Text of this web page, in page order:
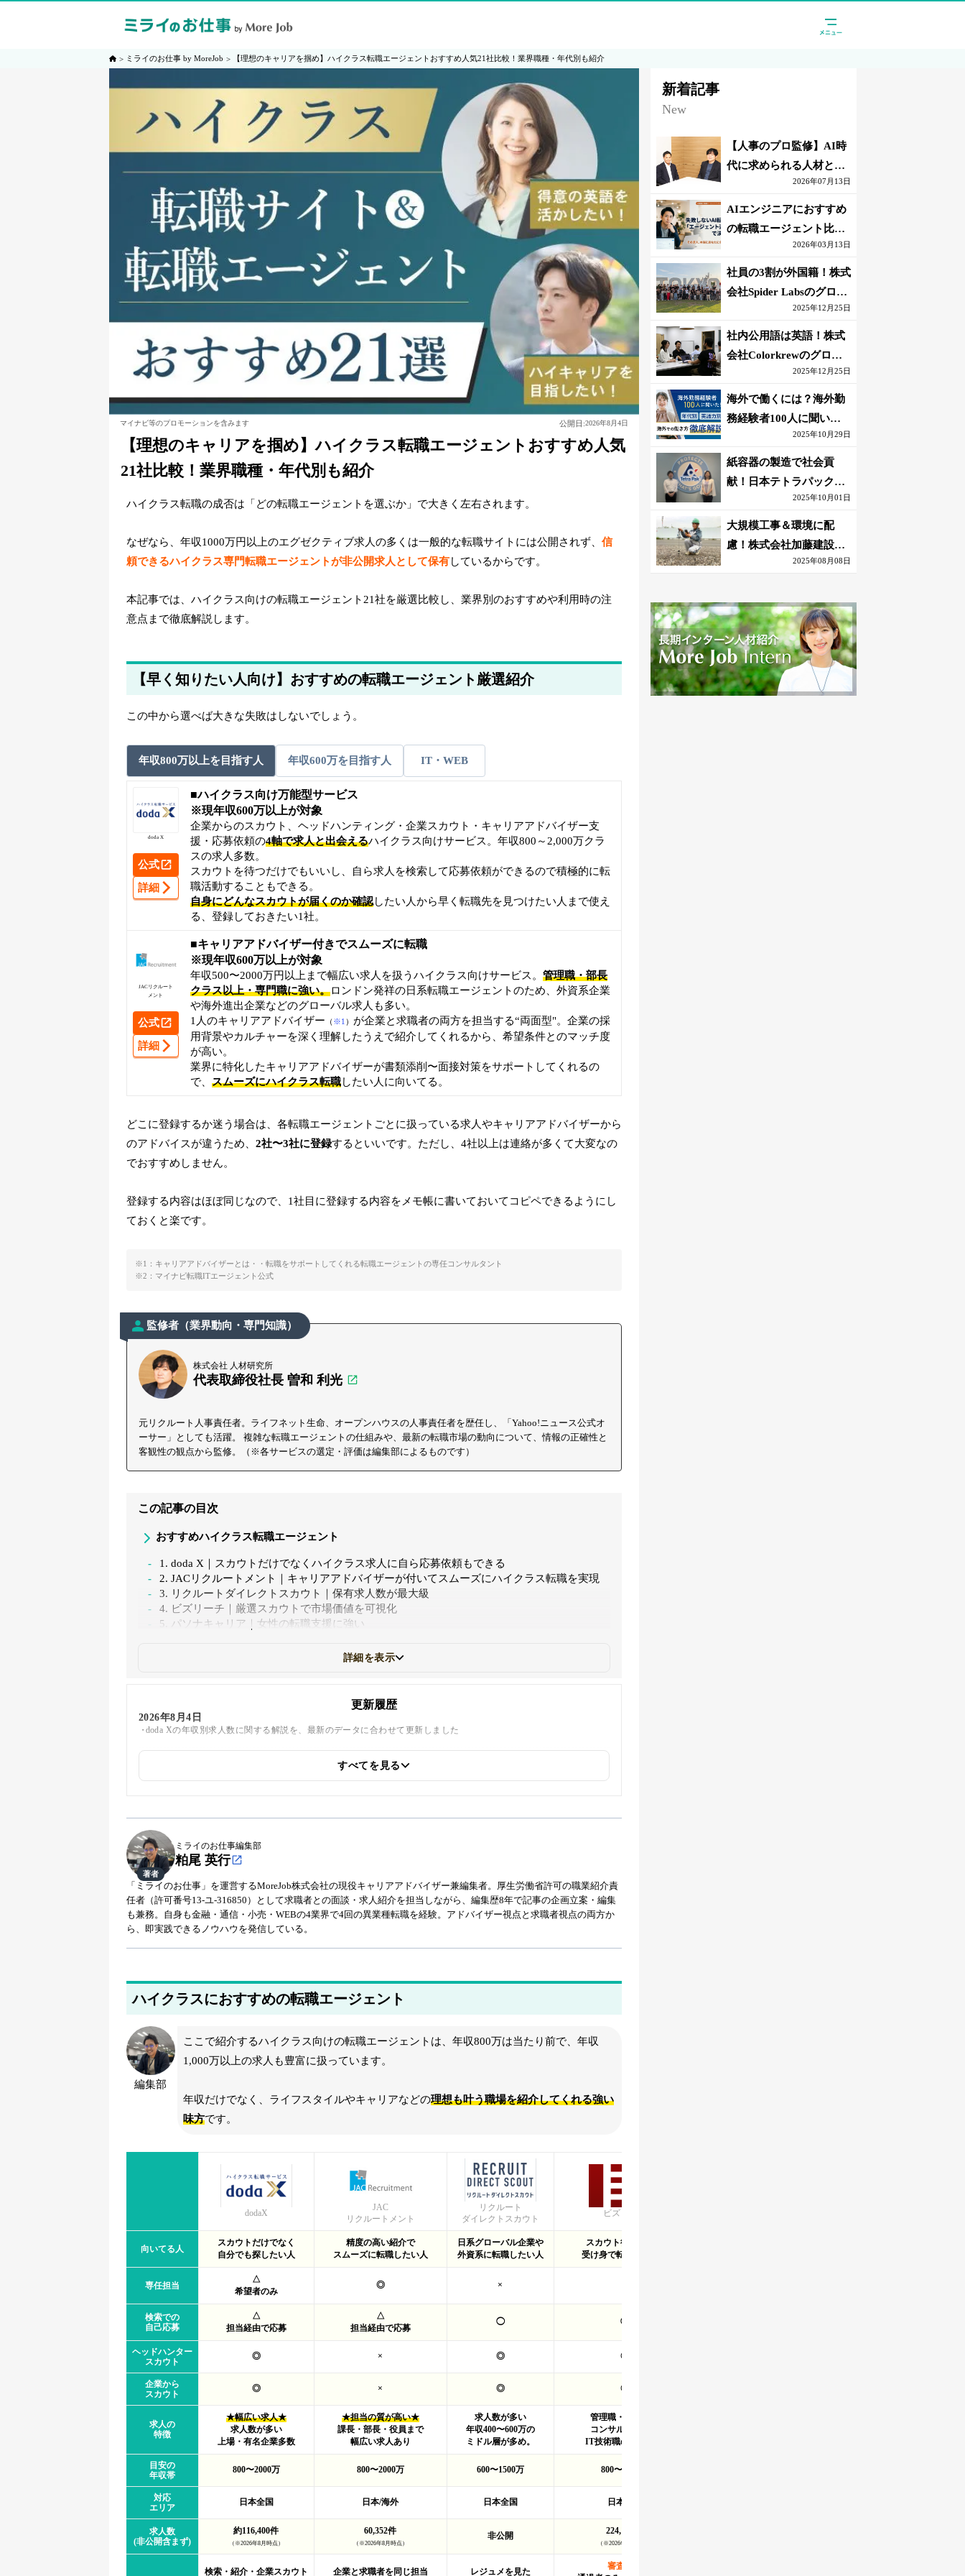
ミライのお仕事 by MoreJob 【理想のキャリアを掴め】ハイクラス転職エージェントおすすめ人気21社比較！業界職種・年代別も紹介
マイナビ等のプロモーションを含みます 公開日:2026年8月4日
【理想のキャリアを掴め】ハイクラス転職エージェントおすすめ人気
21社比較！業界職種・年代別も紹介
ハイクラス転職の成否は「どの転職エージェントを選ぶか」で大きく左右されます。
なぜなら、年収1000万円以上のエグゼクティブ求人の多くは一般的な転職サイトには公開されず、 信
頼できるハイクラス専門転職エージェントが非公開求人として保有しているからです。
本記事では、ハイクラス向けの転職エージェント21社を厳選比較し、業界別のおすすめや利用時の注
意点まで徹底解説します。
【早く知りたい人向け】おすすめの転職エージェント厳選紹介
この中から選べば大きな失敗はしないでしょう。
年収800万以上を目指す人 年収600万を目指す人 IT・WEB
doda X
公式
詳細
■ハイクラス向け万能型サービス
※現年収600万以上が対象
企業からのスカウト、ヘッドハンティング・企業スカウト・キャリアアドバイザー支
援・応募依頼の4軸で求人と出会えるハイクラス向けサービス。年収800～2,000万クラ
スの求人多数。
スカウトを待つだけでもいいし、自ら求人を検索して応募依頼ができるので積極的に転
職活動することもできる。
自身にどんなスカウトが届くのか確認したい人から早く転職先を見つけたい人まで使え
る、登録しておきたい1社。
JACリクルート
メント
公式
詳細
■キャリアアドバイザー付きでスムーズに転職
※現年収600万以上が対象
年収500〜2000万円以上まで幅広い求人を扱うハイクラス向けサービス。 管理職・部長
クラス以上・専門職に強い。ロンドン発祥の日系転職エージェントのため、外資系企業
や海外進出企業などのグローバル求人も多い。
1人のキャリアアドバイザー （※1 ）
が企業と求職者の両方を担当する“両面型"。企業の採
用背景やカルチャーを深く理解したうえで紹介してくれるから、希望条件とのマッチ度
が高い。
業界に特化したキャリアアドバイザーが書類添削〜面接対策をサポートしてくれるの
で、 スムーズにハイクラス転職したい人に向いてる。
どこに登録するか迷う場合は、各転職エージェントごとに扱っている求人やキャリアアドバイザーから
のアドバイスが違うため、 2社〜3社に登録するといいです。ただし、4社以上は連絡が多くて大変なの
でおすすめしません。
登録する内容はほぼ同じなので、1社目に登録する内容をメモ帳に書いておいてコピペできるようにし
ておくと楽です。
※1：キャリアアドバイザーとは・・転職をサポートしてくれる転職エージェントの専任コンサルタント
※2： マイナビ転職ITエージェント公式
監修者（業界動向・専門知識）
株式会社 人材研究所
代表取締役社長 曽和 利光
元リクルート人事責任者。ライフネット生命、オープンハウスの人事責任者を歴任し、「Yahoo!ニュース公式オ
ーサー」としても活躍。 複雑な転職エージェントの仕組みや、最新の転職市場の動向について、情報の正確性と
客観性の観点から監修。（※各サービスの選定・評価は編集部によるものです）
この記事の目次
おすすめハイクラス転職エージェント
1. doda X｜スカウトだけでなくハイクラス求人に自ら応募依頼もできる
2. JACリクルートメント｜キャリアアドバイザーが付いてスムーズにハイクラス転職を実現
3. リクルートダイレクトスカウト｜保有求人数が最大級
4. ビズリーチ｜厳選スカウトで市場価値を可視化
5. パソナキャリア｜女性の転職支援に強い
詳細を表示
更新履歴
2026年8月4日
doda Xの年収別求人数に関する解説を、最新のデータに合わせて更新しました
doda、JACリクルートメント、レバテックキャリア、doda X、ランスタッドの7月23日時点の公開求人数を更新しま
士業（弁護士・会計士・税理士）特化のハイクラス向け転職エージェントの紹介パートにMS-Japanを追加しました
2026年7月6日
元リクルート人事責任者であり、現在は株式会社人材研究所代表として活躍される曽和氏が監修し、コメントを追
加しました
2026年5月25日
最新の情報をもとにFAQのデータを更新しました
2026年4月14日
ユーザビリティを考慮して、エリートネットワークへのリンクを追加しました
2026年4月14日
ユーザビリティを考慮して、MS-Japanへのリンクを追加しました
2026年4月14日
ユーザビリティを考慮して、業界・職種別のおすすめ外資系転職エージェントへのリンクを追加しました
した
doda、JACリクルートメント、レバテックキャリア、doda X、ランスタッドの3月23日時点の公開求人数を更新しま
すべてを見る
著者
ミライのお仕事編集部
粕尾 英行
「ミライのお仕事」を運営するMoreJob株式会社の現役キャリアアドバイザー兼編集者。厚生労働省許可の職業紹介責
任者（許可番号13-ユ-316850）として求職者との面談・求人紹介を担当しながら、編集歴8年で記事の企画立案・編集
も兼務。自身も金融・通信・小売・WEBの4業界で4回の異業種転職を経験。アドバイザー視点と求職者視点の両方か
ら、即実践できるノウハウを発信している。
ハイクラスにおすすめの転職エージェント
編集部
ここで紹介するハイクラス向けの転職エージェントは、年収800万は当たり前で、年収
1,000万以上の求人も豊富に扱っています。
年収だけでなく、ライフスタイルやキャリアなどの理想も叶う職場を紹介してくれる強い
味方です。
dodaX
JAC
リクルートメント
リクルート
ダイレクトスカウト
ビズリーチ
向いてる人
スカウトだけでなく
自分でも探したい人
精度の高い紹介で
スムーズに転職したい人
日系グローバル企業や
外資系に転職したい人
スカウト待ちの転職
受け身で転職したい人
専任担当
△
希望者のみ
◎ ×
検索での
自己応募
△
担当経由で応募
△
担当経由で応募
◯ ◯
ヘッドハンター
スカウト
◎ × ◎ ◎
企業から
スカウト
◎ × ◎ ◎
求人の
特徴
★幅広い求人★
求人数が多い
上場・有名企業多数
★担当の質が高い★
課長・部長・役員まで
幅広い求人あり
求人数が多い
年収400〜600万の
ミドル層が多め。
管理職・CxO多め
コンサル求人多数
IT技術職の求人多数
目安の
年収帯
800〜2000万 800〜2000万 600〜1500万 800〜1500万
対応
エリア
日本全国 日本/海外 日本全国 日本全国
求人数
(非公開含まず)
約116,400件
（※2026年8月時点）
60,352件
（※2026年8月時点）
非公開 224,167件
（※2026年8月時点）
検索・紹介・企業スカウト 企業と求職者を同じ担当 レジュメを見た
審査あり
新着記事
New
【人事のプロ監修】AI時
代に求められる人材と
は？「代替されない人」
の条件
2026年07月13日
AIエンジニアにおすすめ
の転職エージェント比較
｜失敗しない選び方【採
点表つき】
2026年03月13日
社員の3割が外国籍！株式
会社Spider Labsのグロー
2025年12月25日
社内公用語は英語！株式
会社Colorkrewのグロー
バルかつ若手が輝く環境
2025年12月25日
海外で働くには？海外勤
務経験者100人に聞いた
おすすめ職種｜英語話せ
ないOK求人はある？
2025年10月29日
紙容器の製造で社会貢
献！日本テトラパック株
式会社のグローバルな環
境
2025年10月01日
大規模工事＆環境に配
慮！株式会社加藤建設の
若手が語る現場監督の働
2025年08月08日